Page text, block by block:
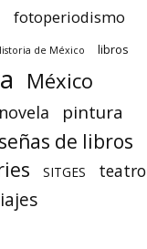
fotoperiodismo
de México libros
México
novela pintura
de libros
SITGES teatro